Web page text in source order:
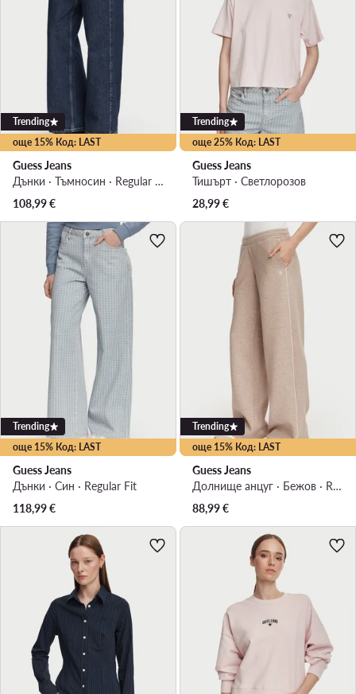
още 15% Код: LAST
Trending
Guess Jeans
Дънки · Тъмносин · Regular Fit
108,99€
още 25% Код: LAST
Trending
Guess Jeans
Тишърт · Светлорозов
28,99€
още 15% Код: LAST
Trending
Guess Jeans
Дънки · Син · Regular Fit
118,99€
още 15% Код: LAST
Trending
Guess Jeans
Долнище анцуг · Бежов · Regular Fit
88,99€